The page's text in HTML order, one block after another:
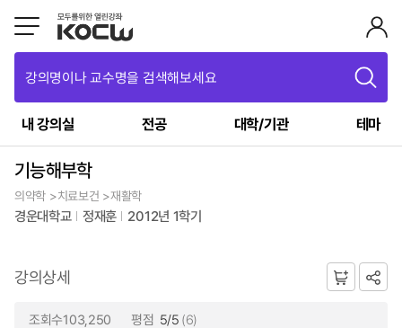
강의명이나 교수명을 검색해보세요
내 강의실 전공 대학/기관 테마
기능해부학
의약학 >치료보건 >재활학
경운대학교 정재훈 2012년 1학기
강의상세
조회수103,250 평점 5/5 (6)